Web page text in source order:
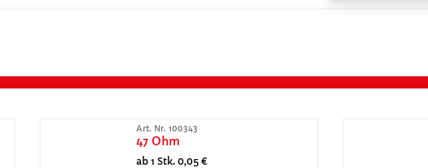
Art. Nr. 100343
47 Ohm
ab 1 Stk. 0,05 €